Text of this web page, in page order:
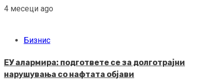
4 месеци ago
Бизнис
ЕУ алармира: подгответе се за долготрајни
нарушувања со нафтата објави